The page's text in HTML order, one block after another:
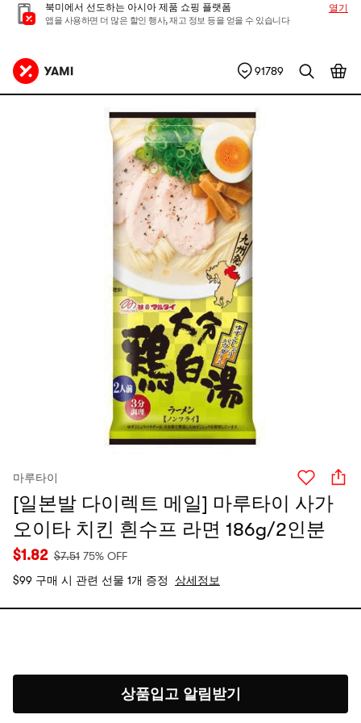
북미에서 선도하는 아시아 제품 쇼핑 플랫폼
앱을 사용하면 더 많은 할인 행사, 재고 정보 등을 얻을 수 있습니다
열기
91789
마루타이
[일본발 다이렉트 메일] 마루타이 사가
오이타 치킨 흰수프 라면 186g/2인분
$1.82 $7.51 75% OFF
$99 구매 시 관련 선물 1개 증정
상세정보
상품입고 알림받기